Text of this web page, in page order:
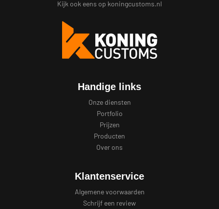
Kijk ook eens op koningcustoms.nl
Handige links
Onze diensten
Portfolio
Prijzen
Producten
Over ons
Klantenservice
Algemene voorwaarden
Schrijf een review